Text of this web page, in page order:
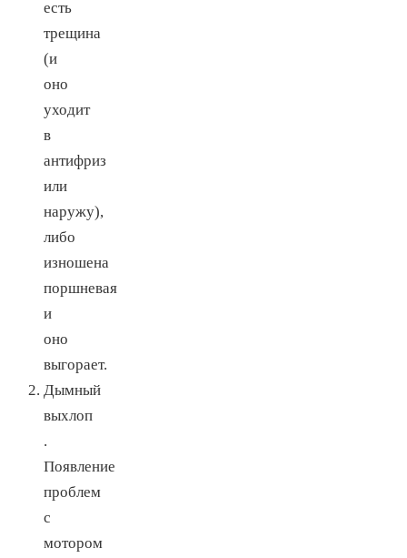
есть
трещина
(и
оно
уходит
в
антифриз
или
наружу),
либо
изношена
поршневая
и
оно
выгорает.
Дымный
выхлоп
.
Появление
проблем
с
мотором